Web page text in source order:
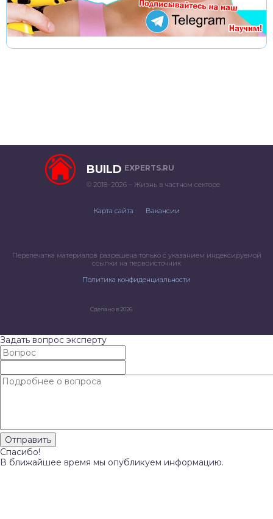
BUILD EXPERTS.RU
© 2018–2026 – Жизнь в частном секторе
Карта сайта Вакансии
Перепечатка материалов разрешена только с указанием индексируемой
ссылки на первоисточник
Политика конфиденциальности
Сделано в 2026
Задать вопрос эксперту
Спасибо!
В ближайшее время мы опубликуем информацию.